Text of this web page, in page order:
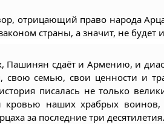
отрицающий право народа
страны, а значит, не будет
Пашинян сдаёт и Армению, и
свою семью, свои ценности и
писалась не только
кровью наших храбрых воинов,
за последние три десятилетия.